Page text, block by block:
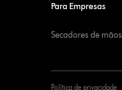
Para Empresas
Secadores de mãos
Política de privacidade